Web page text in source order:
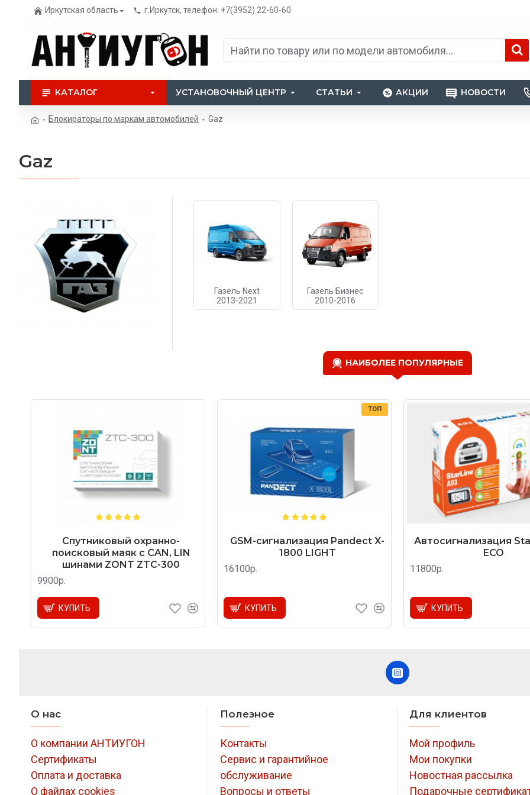
Иркутская область г.Иркутск, телефон: +7(3952) 22-60-60
КАТАЛОГ УСТАНОВОЧНЫЙ ЦЕНТР СТАТЬИ АКЦИИ НОВОСТИ
Блокираторы по маркам автомобилей Gaz
Gaz
Газель Next
2013-2021
Газель Бизнес
2010-2016
НАИБОЛЕЕ ПОПУЛЯРНЫЕ
Спутниковый охранно-
поисковый маяк с CAN, LIN
шинами ZONT ZTC-300
9900р.
КУПИТЬ
ТОП
GSM-сигнализация Pandect X-
1800 LIGHT
16100р.
КУПИТЬ
Автосигнализация
ECO
11800р.
КУПИТЬ
О нас
О компании АНТИУГОН
Сертификаты
Оплата и доставка
О файлах cookies
Полезное
Контакты
Сервис и гарантийное
обслуживание
Вопросы и ответы
Для клиентов
Мой профиль
Мои покупки
Новостная рассылка
Подарочные